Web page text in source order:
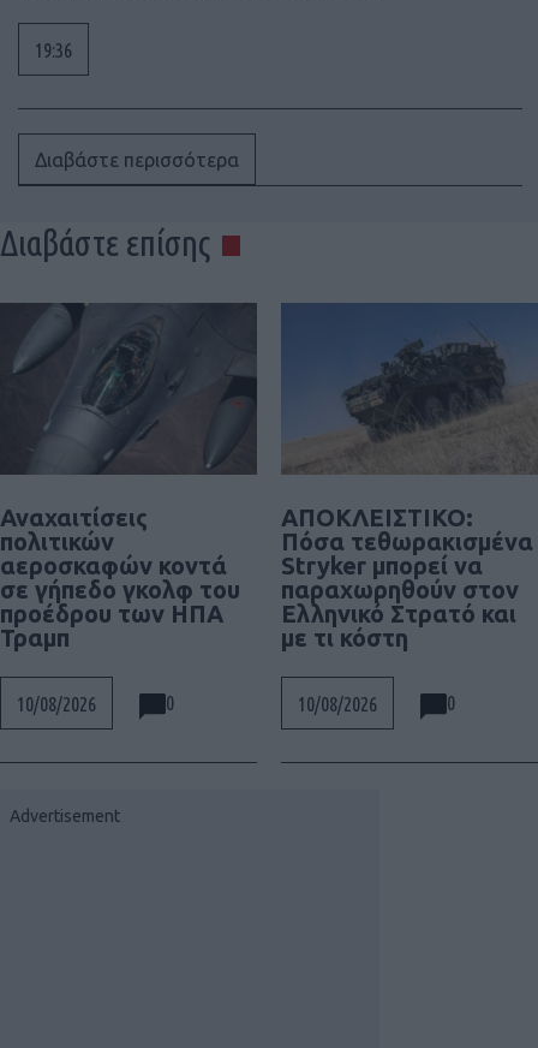
19:36
Διαβάστε περισσότερα
Διαβάστε επίσης
Αναχαιτίσεις
πολιτικών
αεροσκαφών κοντά
σε γήπεδο γκολφ του
προέδρου των ΗΠΑ
Τραμπ
10/08/2026 0
ΑΠΟΚΛΕΙΣΤΙΚΟ:
Πόσα τεθωρακισμένα
Stryker μπορεί να
παραχωρηθούν στον
Ελληνικό Στρατό και
με τι κόστη
10/08/2026 0